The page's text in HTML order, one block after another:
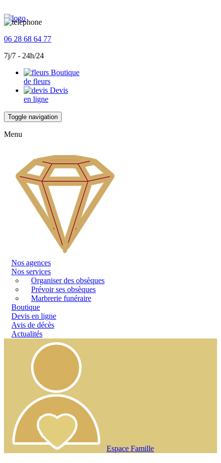
06 28 68 64 77
7j/7 - 24h/24
Boutique
de fleurs
Devis
en ligne
Toggle navigation
Menu
Nos agences
Nos services
Organiser des obsèques
Prévoir ses obsèques
Marbrerie funéraire
Boutique
Devis en ligne
Avis de décès
Actualités
Espace Famille